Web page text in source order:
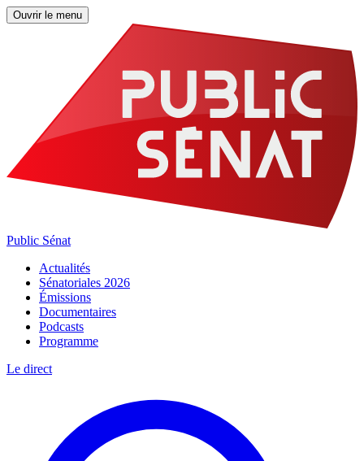
Ouvrir le menu
Public Sénat
Actualités
Sénatoriales 2026
Émissions
Documentaires
Podcasts
Programme
Le direct